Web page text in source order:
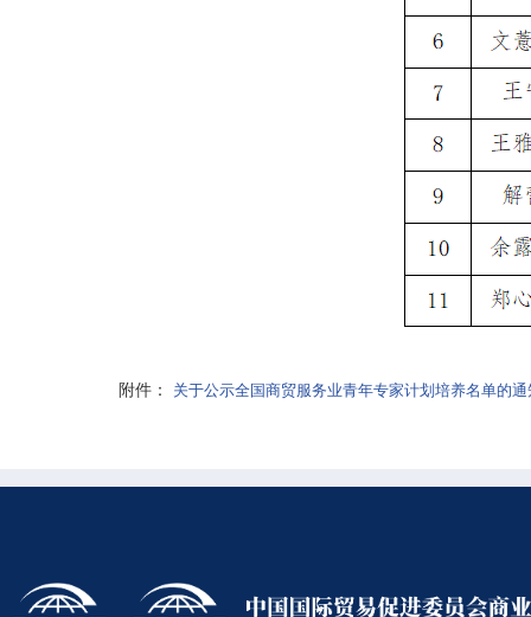
附件： 关于公示全国商贸服务业青年专家计划培养名单的